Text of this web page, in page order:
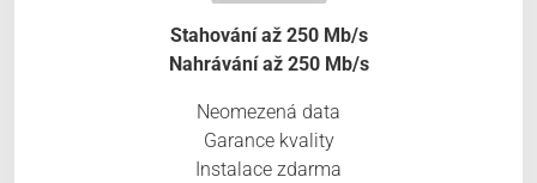
Stahování až 250 Mb/s
Nahrávání až 250 Mb/s
Neomezená data
Garance kvality
Instalace zdarma